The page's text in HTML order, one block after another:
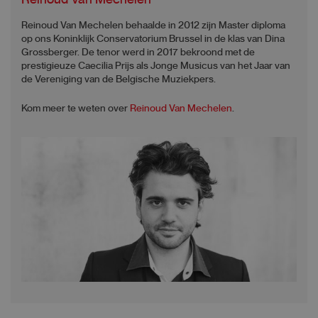
Reinoud Van Mechelen behaalde in 2012 zijn Master diploma
op ons Koninklijk Conservatorium Brussel in de klas van Dina
Grossberger. De tenor werd in 2017 bekroond met de
prestigieuze Caecilia Prijs als Jonge Musicus van het Jaar van
de Vereniging van de Belgische Muziekpers.
Kom meer te weten over Reinoud Van Mechelen.